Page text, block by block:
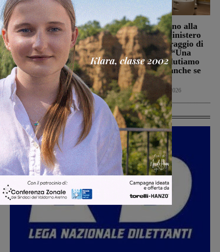
La Futsal Sangiovannese
ha scelto la strada della
continuità, appena un
paio i volti nuovi
San Giovanni Valdarno
6 Agosto 2026
Punto Nascita, no alla
deroga ma il Ministero
apre al monitoraggio di
sei mesi. Vadi: “Una
risposta che valutiamo
positivamente anche se
con prudenza”
Cronaca 6 Agosto 2026
Ultime Calcio